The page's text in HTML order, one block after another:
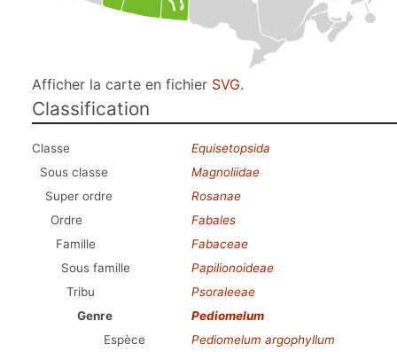
Afficher la carte en fichier SVG.
Classification
Classe
Equisetopsida
Sous classe
Magnoliidae
Super ordre
Rosanae
Ordre
Fabales
Famille
Fabaceae
Sous famille
Papilionoideae
Tribu
Psoraleeae
Genre
Pediomelum
Espèce
Pediomelum argophyllum